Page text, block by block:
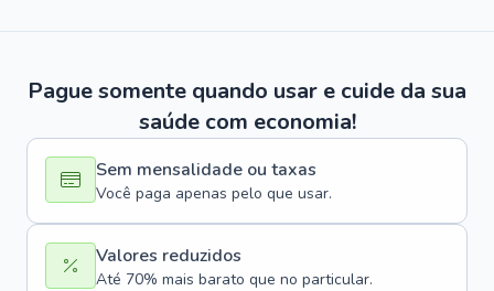
Pague somente quando usar e cuide da sua
saúde com economia!
Sem mensalidade ou taxas
Você paga apenas pelo que usar.
Valores reduzidos
Até 70% mais barato que no particular.